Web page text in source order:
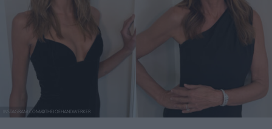
INSTAGRAM.COM/@THEJOEHANDWERKER